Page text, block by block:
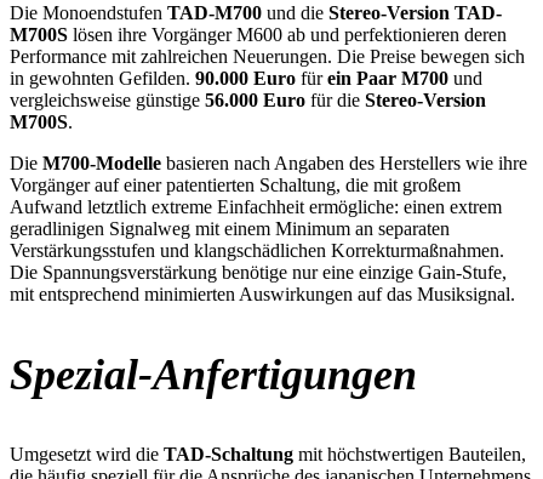
Die Monoendstufen TAD-M700 und die Stereo-Version TAD-
M700S lösen ihre Vorgänger M600 ab und perfektionieren deren
Performance mit zahlreichen Neuerungen. Die Preise bewegen sich
in gewohnten Gefilden. 90.000 Euro fürein Paar M700 und
vergleichsweise günstige 56.000 Euro für die Stereo-Version
M700S.
Die M700-Modelle basieren nach Angaben des Herstellers wie ihre
Vorgänger auf einer patentierten Schaltung, die mit großem
Aufwand letztlich extreme Einfachheit ermögliche: einen extrem
geradlinigen Signalweg mit einem Minimum an separaten
Verstärkungsstufen und klangschädlichen Korrekturmaßnahmen.
Die Spannungsverstärkung benötige nur eine einzige Gain-Stufe,
mit entsprechend minimierten Auswirkungen auf das Musiksignal.
Spezial-Anfertigungen
Umgesetzt wird die TAD-Schaltung mit höchstwertigen Bauteilen,